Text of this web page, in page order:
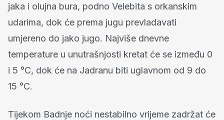
jaka i olujna bura, podno Velebita s orkanskim
udarima, dok će prema jugu prevladavati
umjereno do jako jugo. Najviše dnevne
temperature u unutrašnjosti kretat će se između 0
i 5 °C, dok će na Jadranu biti uglavnom od 9 do
15 °C.
Tijekom Badnje noći nestabilno vrijeme zadržat će